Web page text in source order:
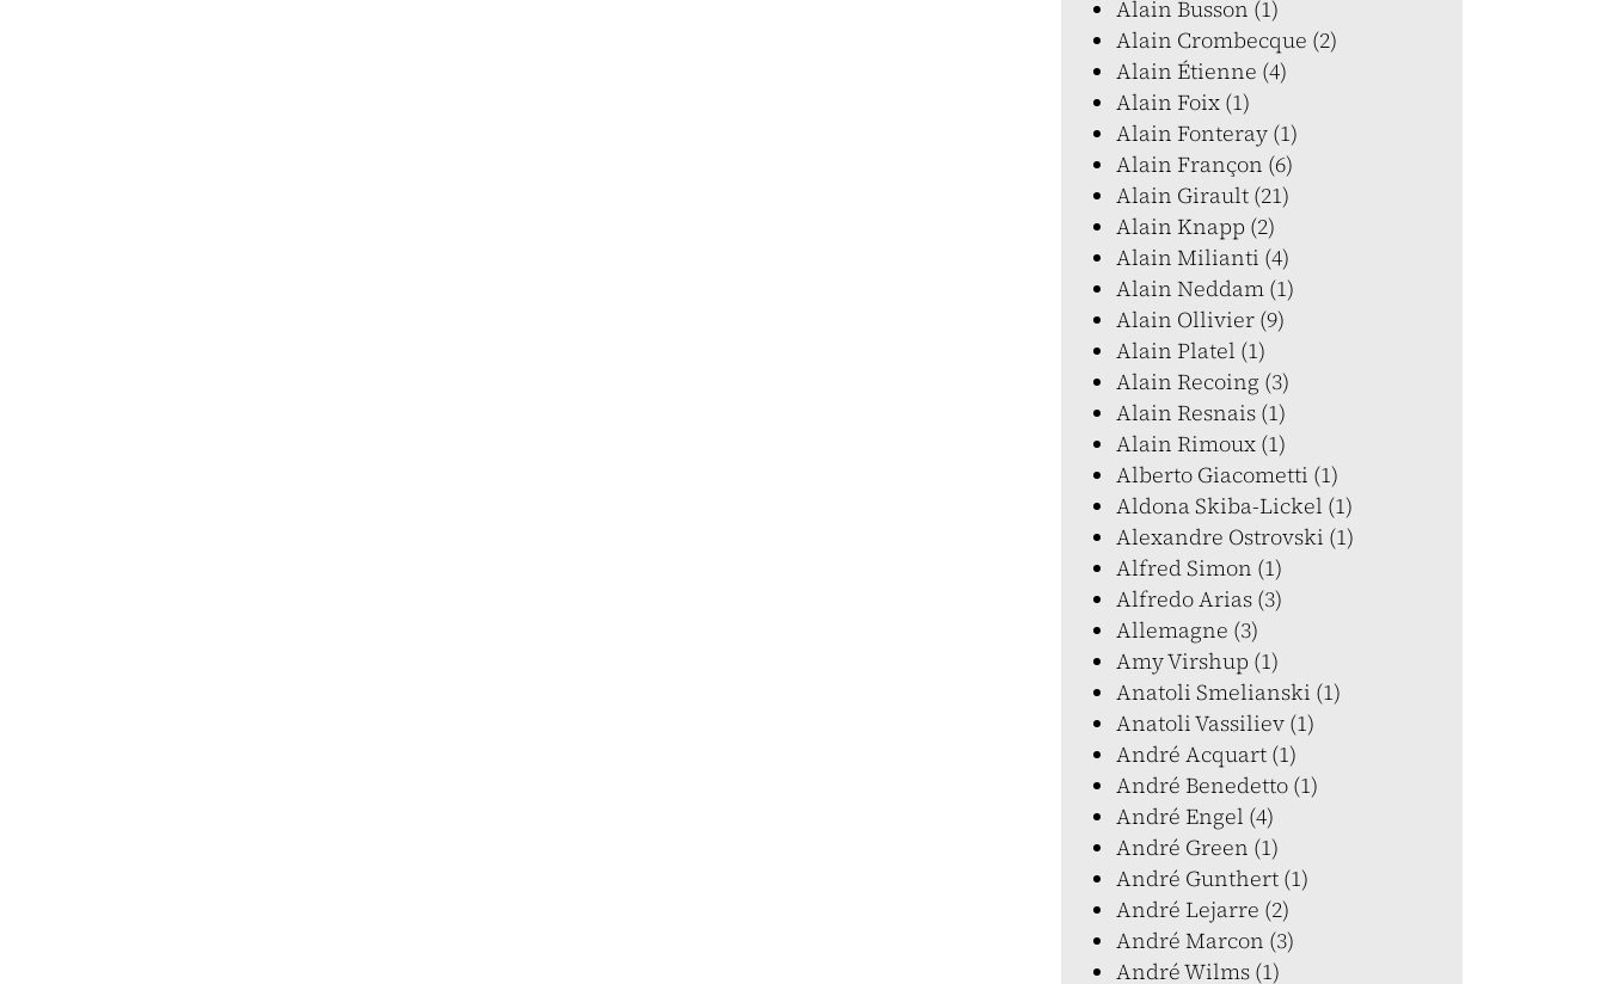
Alain Busson (1)
Alain Crombecque (2)
Alain Étienne (4)
Alain Foix (1)
Alain Fonteray (1)
Alain Françon (6)
Alain Girault (21)
Alain Knapp (2)
Alain Milianti (4)
Alain Neddam (1)
Alain Ollivier (9)
Alain Platel (1)
Alain Recoing (3)
Alain Resnais (1)
Alain Rimoux (1)
Alberto Giacometti (1)
Aldona Skiba-Lickel (1)
Alexandre Ostrovski (1)
Alfred Simon (1)
Alfredo Arias (3)
Allemagne (3)
Amy Virshup (1)
Anatoli Smelianski (1)
Anatoli Vassiliev (1)
André Acquart (1)
André Benedetto (1)
André Engel (4)
André Green (1)
André Gunthert (1)
André Lejarre (2)
André Marcon (3)
André Wilms (1)